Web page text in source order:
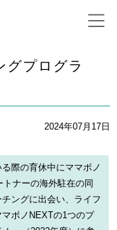
グプログラ
2024年07月17日
際の育休中にママボノ
ナーの海外駐在の同
ングに出会い、ライフ
ボノNEXTの1つのプ